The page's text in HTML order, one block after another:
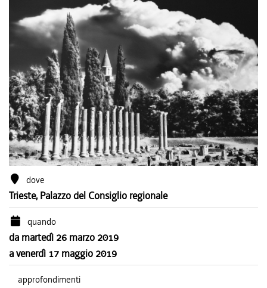
dove
Trieste, Palazzo del Consiglio regionale
quando
da martedì 26 marzo 2019
a venerdì 17 maggio 2019
approfondimenti